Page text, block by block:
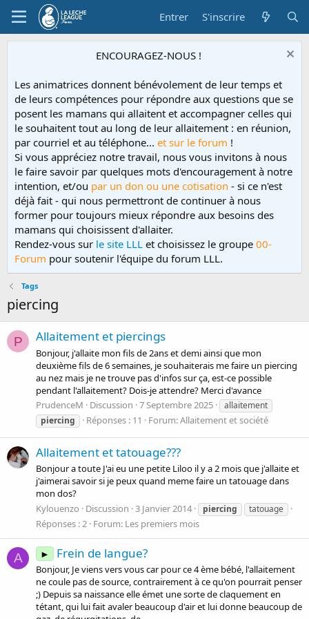
Entrer S'inscrire
ENCOURAGEZ-NOUS !
Les animatrices donnent bénévolement de leur temps et
de leurs compétences pour répondre aux questions que se
posent les mamans qui allaitent et accompagner celles qui
le souhaitent tout au long de leur allaitement : en réunion,
par courriel et au téléphone... et sur le forum !
Si vous appréciez notre travail, nous vous invitons à nous
le faire savoir par quelques mots d'encouragement à notre
intention, et/ou par un don ou une cotisation - si ce n'est
déjà fait - qui nous permettront de continuer à nous
former pour toujours mieux répondre aux besoins des
mamans qui choisissent d'allaiter.
Rendez-vous sur le site LLL et choisissez le groupe 00-
Forum pour soutenir l'équipe du forum LLL.
Tags
piercing
P Allaitement et piercings
Bonjour, j'allaite mon fils de 2ans et demi ainsi que mon
deuxième fils de 6 semaines, je souhaiterais me faire un piercing
au nez mais je ne trouve pas d'infos sur ça, est-ce possible
pendant l'allaitement? Dois-je attendre? Merci d'avance
PrudenceM
Discussion 7 Septembre 2025
allaitement
piercing
Réponses : 11 Forum:Allaitement et société
Allaitement et tatouage???
Bonjour a toute J'ai eu une petite Liloo il y a 2 mois que j'allaite et
j'aimerai savoir si je peux quand meme faire un tatouage dans
mon dos?
Kylouenzo
Discussion 3 Janvier 2014 piercing tatouage
Réponses : 2 Forum: Les premiers mois
A ► Frein de langue?
Bonjour, Je viens vers vous car pour ce 4 ème bébé, l'allaitement
ne coule pas de source, contrairement à ce qu'on pourrait penser
;) Depuis sa naissance elle émet une sorte de claquement en
tétant, qui lui fait avaler beaucoup d'air et lui donne beaucoup de